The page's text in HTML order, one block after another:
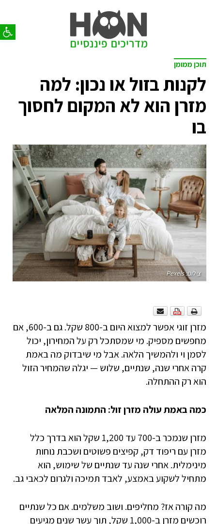
פתח
תוכן ממומן
לקנות בזול או נכון: למה
מזרן הוא לא המקום לחסוך
בו
צילום: Pexels
מזרן זוגי אפשר למצוא היום ב-800 שקל. גם ב-600, אם
מחפשים מספיק. מי שמסתכל רק על המחירון, יכול
לסמן וי ולהמשיך הלאה. אבל מי שיבדוק מה באמת
קרה אחרי שנה, שנתיים, שלוש — יגלה שהמחיר הזול
הוא רק ההתחלה.
כמה באמת עולה מזרן זול: התמונה המלאה
מזרן שנמכר ב-700 עד 1,200 שקל הוא בדרך כלל
מזרן עם ריפוד דק, קפיצים פשוטים ושכבת נוחות
מינימלית. אחרי שנה עד שנתיים של שימוש, הוא
מתחיל לשקוע באמצע, לאבד תמיכה ולגרום לכאבי גב.
מה קורה אז? מחליפים. ושוב משלמים. אם כל שנתיים
רוכשים מזרן ב-1,000 שקל, תוך עשר שנים מגיעים